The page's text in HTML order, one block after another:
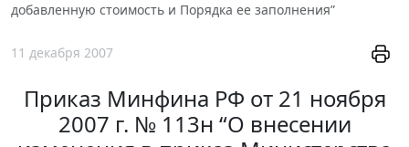
добавленную стоимость и Порядка ее заполнения”
11 декабря 2007
Приказ Минфина РФ от 21 ноября
2007 г. № 113н “О внесении